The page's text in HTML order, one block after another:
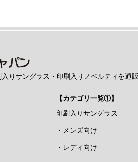
りサングラス・印刷入りノベルティを通販
【カテゴリ一覧①】
印刷入りサングラス
・メンズ向け
・レディ向け